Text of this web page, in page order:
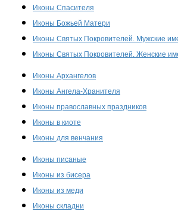
Иконы Спасителя
Иконы Божьей Матери
Иконы Святых Покровителей. Мужские
Иконы Святых Покровителей. Женские
Иконы Архангелов
Иконы Ангела-Хранителя
Иконы православных праздников
Иконы в киоте
Иконы для венчания
Иконы писаные
Иконы из бисера
Иконы из меди
Иконы складни